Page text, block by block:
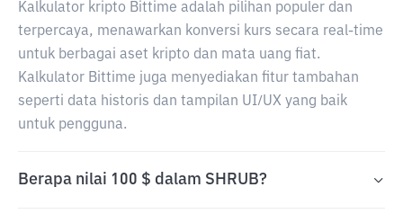
Kalkulator kripto Bittime adalah pilihan populer dan
terpercaya, menawarkan konversi kurs secara real-time
untuk berbagai aset kripto dan mata uang fiat.
Kalkulator Bittime juga menyediakan fitur tambahan
seperti data historis dan tampilan UI/UX yang baik
untuk pengguna.
Berapa nilai 100 $ dalam SHRUB?